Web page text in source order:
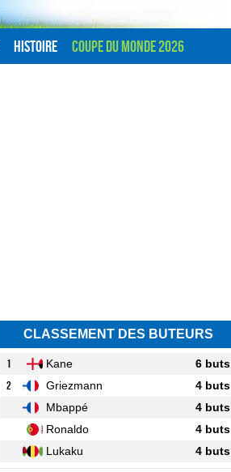
Histoire Coupe du monde 2026
CLASSEMENT DES BUTEURS
1 Kane
6 buts
2
Griezmann
4 buts
Mbappé
4 buts
Ronaldo
4 buts
Lukaku
4 buts